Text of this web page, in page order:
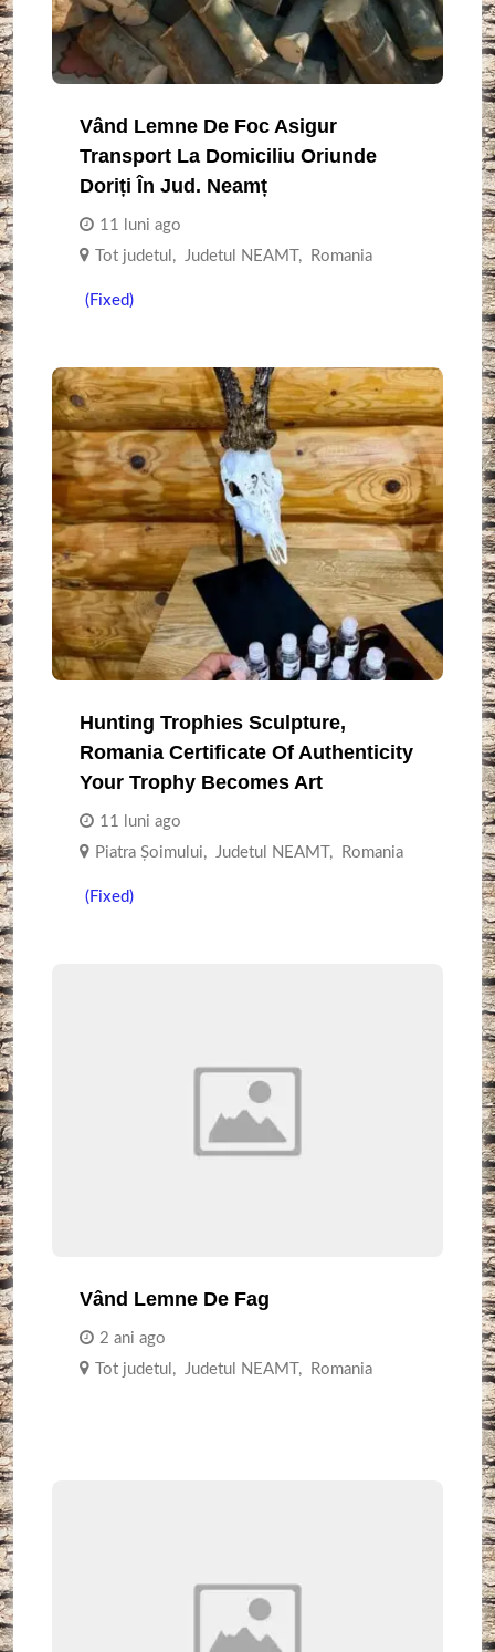
Vând Lemne De Foc Asigur
Transport La Domiciliu Oriunde
Doriți În Jud. Neamț
11 luni ago
Tot judetul , Judetul NEAMT, Romania
(Fixed)
Hunting Trophies Sculpture,
Romania Certificate Of Authenticity
Your Trophy Becomes Art
11 luni ago
Piatra Șoimului, Judetul NEAMT , Romania
(Fixed)
Vând Lemne De Fag
2 ani ago
Tot judetul , Judetul NEAMT , Romania